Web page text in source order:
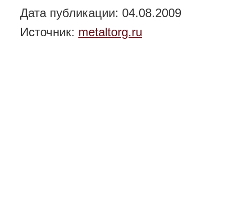
Дата публикации: 04.08.2009
Источник: metaltorg.ru